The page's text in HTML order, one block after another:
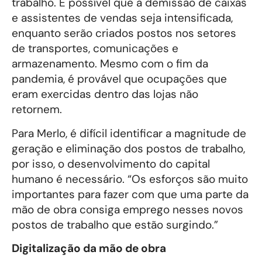
e assistentes de vendas seja intensificada,
enquanto serão criados postos nos setores
de transportes, comunicações e
armazenamento. Mesmo com o fim da
pandemia, é provável que ocupações que
eram exercidas dentro das lojas não
retornem.
Para Merlo, é difícil identificar a magnitude de
geração e eliminação dos postos de trabalho,
por isso, o desenvolvimento do capital
humano é necessário. “Os esforços são muito
importantes para fazer com que uma parte da
mão de obra consiga emprego nesses novos
postos de trabalho que estão surgindo.”
Digitalização da mão de obra